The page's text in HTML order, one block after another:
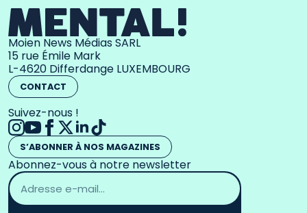
Moien News Médias SARL
15 rue Émile Mark
L-4620 Differdange LUXEMBOURG
CONTACT
Suivez-nous !
S’ABONNER À NOS MAGAZINES
Abonnez-vous à notre newsletter
Adresse
email
*